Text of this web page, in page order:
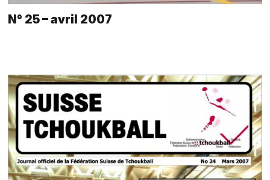
N° 25 – avril 2007